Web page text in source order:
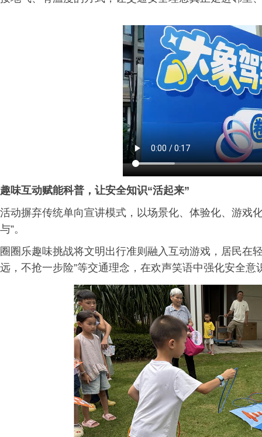
趣味互动赋能科普，让安全知识“活起来”
活动摒弃传统单向宣讲模式，以场景化、体验化、游戏
与”。
圈圈乐趣味挑战将文明出行准则融入互动游戏，居民在
远，不抢一步险”等交通理念，在欢声笑语中强化安全意